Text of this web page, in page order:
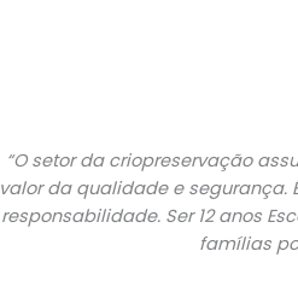
“O setor da criopreservação
valor da qualidade e segurança.
responsabilidade. Ser 12 anos
famílias